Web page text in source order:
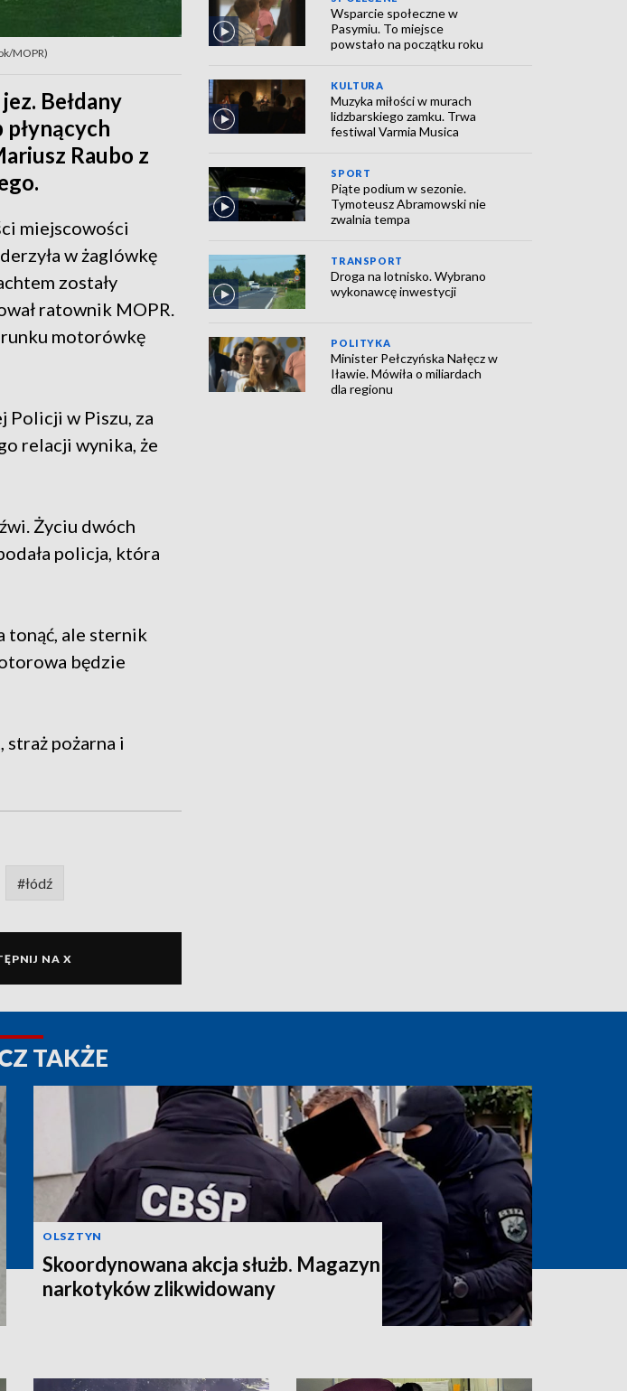
MOPR)
Bełdany
płynących
Raubo z
miejscowości
w żaglówkę
zostały
ratownik MOPR.
motorówkę
Policji w Piszu, za
relacji wynika, że
Życiu dwóch
policja, która
tonąć, ale sternik
będzie
pożarna i
#łódź
NA X
Wsparcie społeczne w
Pasymiu. To miejsce
powstało na początku roku
KULTURA
Muzyka miłości w murach
lidzbarskiego zamku. Trwa
festiwal Varmia Musica
SPORT
Piąte podium w sezonie.
Tymoteusz Abramowski nie
zwalnia tempa
TRANSPORT
Droga na lotnisko. Wybrano
wykonawcę inwestycji
POLITYKA
Minister Pełczyńska Nałęcz w
Iławie. Mówiła o miliardach
dla regionu
TAKŻE
OLSZTYN
Skoordynowana akcja służb. Magazyn
narkotyków zlikwidowany